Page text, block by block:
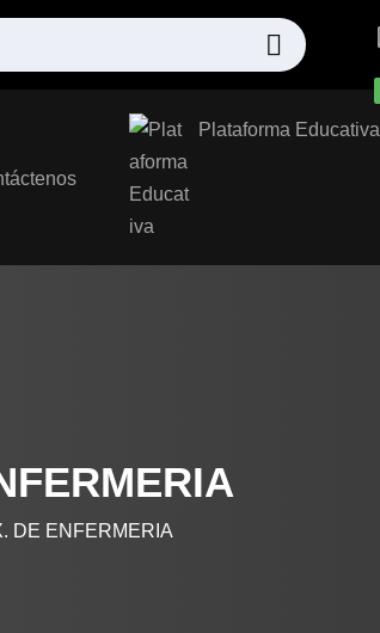
Plataforma Educativa
DE ENFERMERIA